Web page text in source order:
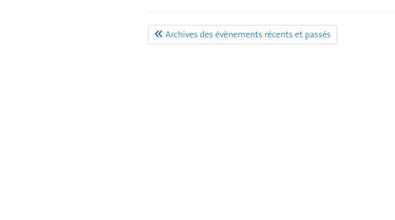
Archives des évènements récents et passés